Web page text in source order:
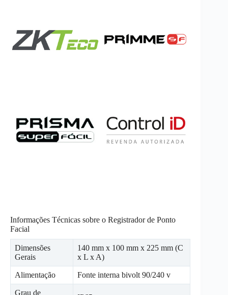
Informações Técnicas sobre o Registrador de Ponto
Facial
Dimensões
Gerais
140 mm x 100 mm x 225 mm (C
x L x A)
Alimentação Fonte interna bivolt 90/240 v
Grau de